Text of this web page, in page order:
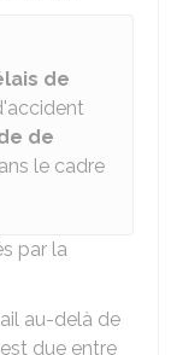
de
de
le cadre
par la
au-delà de
due entre